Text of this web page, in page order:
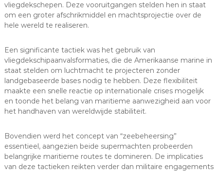
vliegdekschepen. Deze vooruitgangen stelden hen in staat
om een groter afschrikmiddel en machtsprojectie over de
hele wereld te realiseren.
Een significante tactiek was het gebruik van
vliegdekschipaanvalsformaties, die de Amerikaanse marine in
staat stelden om luchtmacht te projecteren zonder
landgebaseerde bases nodig te hebben. Deze flexibiliteit
maakte een snelle reactie op internationale crises mogelijk
en toonde het belang van maritieme aanwezigheid aan voor
het handhaven van wereldwijde stabiliteit.
Bovendien werd het concept van “zeebeheersing”
essentieel, aangezien beide supermachten probeerden
belangrijke maritieme routes te domineren. De implicaties
van deze tactieken reikten verder dan militaire engagements